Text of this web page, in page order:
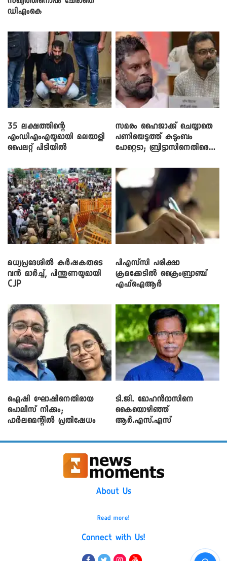
ഡിഎംകെ
35 ലക്ഷത്തിന്റെ
എംഡിഎംഎയുമായി മലയാളി
പൈലറ്റ് പിടിയിൽ
സമരം ഹൈജാക്ക് ചെയ്യാതെ
പണിയെടുത്ത് കുടുംബം
പോറ്റെടാ; ബ്രിട്ടാസിനെതിരെ
മധ്യപ്രദേശിൽ കർഷകരുടെ
വൻ മാർച്ച്, പിന്തുണയുമായി
CJP
പിഎസ്‌സി പരീക്ഷാ
ക്രമക്കേ‌ടിൽ ക്രൈംബ്രാഞ്ച്
എഫ്ഐആർ
ഐഷി ഘോഷിനെതിരായ
പൊലീസ് നീക്കം;
പാര്‍ലമെന്റിൽ പ്രതിഷേധം
ടി.ജി. മോഹൻദാസിനെ
കൈയൊഴിഞ്ഞ്
ആർ.എസ്.എസ്
About Us
Read more!
Connect with Us!